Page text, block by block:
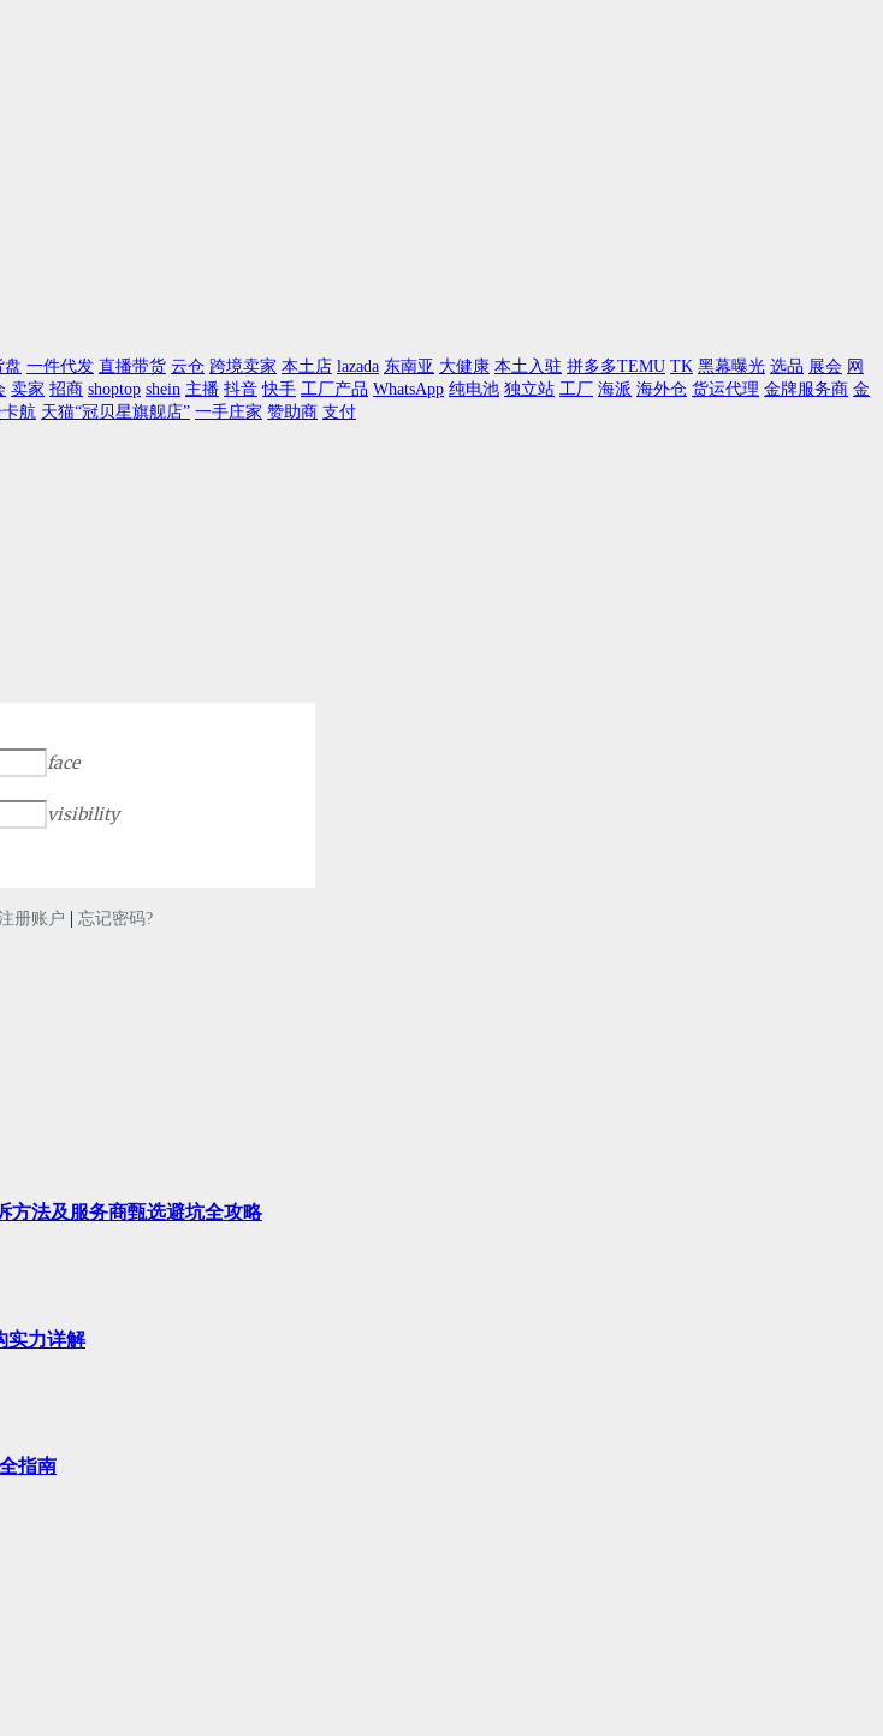
盘 一件代发 直播带货 云仓 跨境卖家 本土店 lazada 东南亚 大健康 本土入驻 拼多多TEMU TK 黑幕曝光 选品 展会 网
卖家 招商 shoptop shein 主播 抖音 快手 工厂产品 WhatsApp 纯电池 独立站 工厂 海派 海外仓 货运代理 金牌服务商 金
航 天猫“冠贝星旗舰店” 一手庄家 赞助商 支付
face
visibility
册账户 | 忘记密码?
方法及服务商甄选避坑全攻略
实力详解
指南